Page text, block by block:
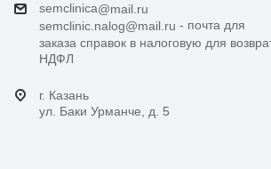
semclinica@mail.ru
semclinic.nalog@mail.ru - почта для
заказа справок в налоговую для
НДФЛ
г. Казань
ул. Баки Урманче, д. 5